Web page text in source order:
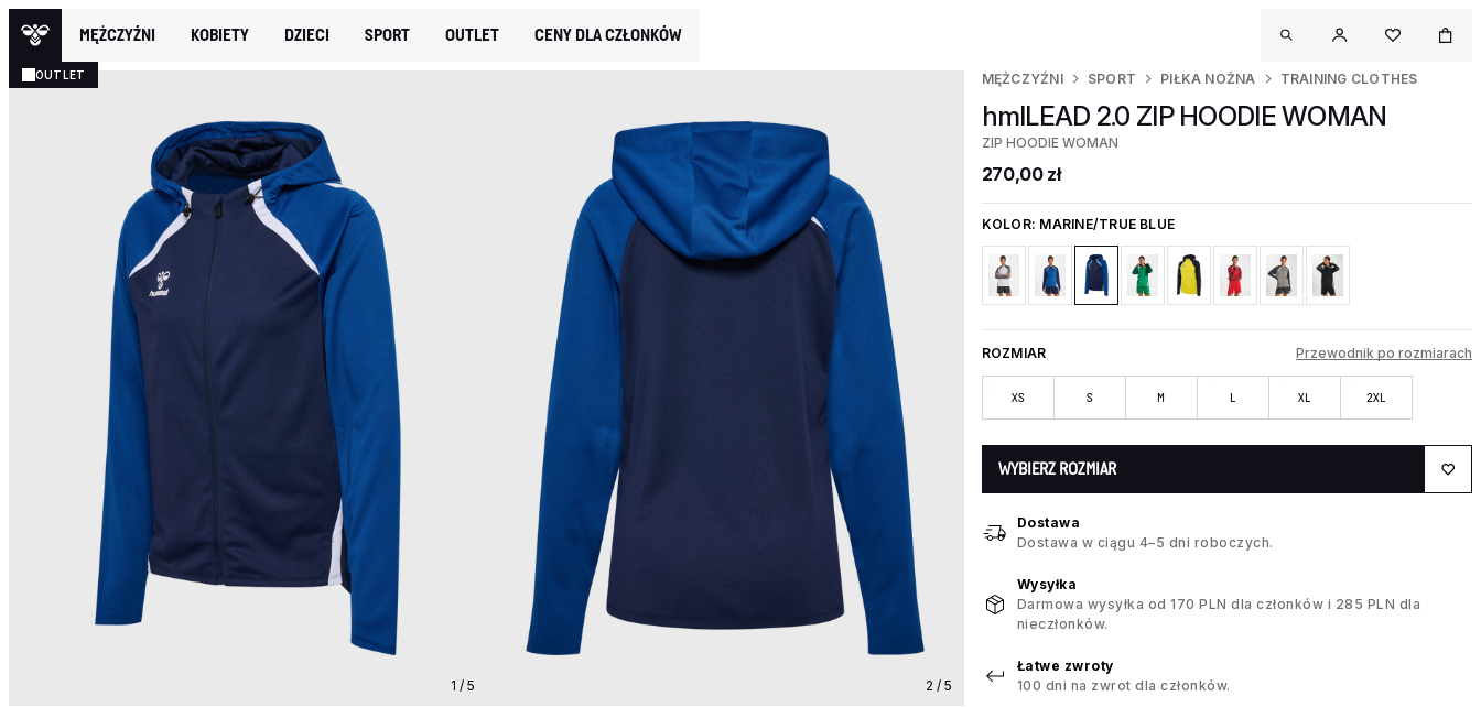
MĘŻCZYŹNI KOBIETY DZIECI SPORT OUTLET CENY DLA CZŁONKÓW
OUTLET
1 / 5 2 / 5
MĘŻCZYŹNI SPORT PIŁKA NOŻNA TRAINING CLOTHES
hmlLEAD 2.0 ZIP HOODIE WOMAN
ZIP HOODIE WOMAN
270,00 zł
KOLOR: MARINE/TRUE BLUE
ROZMIAR Przewodnik po rozmiarach
XS S M L XL 2XL
WYBIERZ ROZMIAR
Dostawa
Dostawa w ciągu 4–5 dni roboczych.
Wysyłka
Darmowa wysyłka od 170 PLN dla członków i 285 PLN dla
nieczłonków.
Łatwe zwroty
100 dni na zwrot dla członków.